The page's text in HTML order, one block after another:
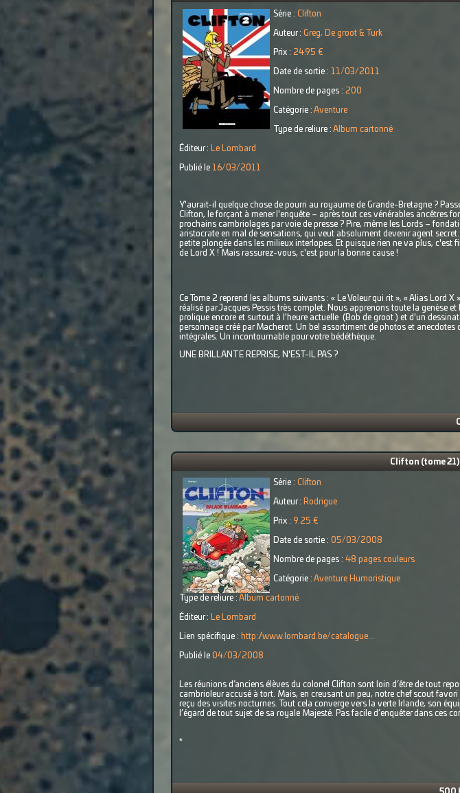
Série : Clifton
Auteur : Greg, De groot & Turk
Prix : 24.95 €
Date de sortie : 11/03/2011
Nombre de pages : 200
Catégorie : Aventure
Type de reliure : Album cartonné
Éditeur : Le Lombard
Publié le 16/03/2011
Y'aurait-il quelque chose de pourri au royaume de Grande-Bretagne ?
Clifton, le forçant à mener l'enquête – après tout ces vénérables ancêtres
prochains cambriolages par voie de presse ? Pire, même les Lords –
aristocrate en mal de sensations, qui veut absolument devenir agent
petite plongée dans les milieux interlopes. Et puisque rien ne va plus,
de Lord X ! Mais rassurez-vous, c'est pour la bonne cause !
Ce Tome 2 reprend les albums suivants : « Le Voleur qui rit », « Alias Lord
réalisé par Jacques Pessis très complet. Nous apprenons toute la genèse
prolique encore et surtout à l'heure actuelle (Bob de groot ) et d'un
personnage créé par Macherot. Un bel assortiment de photos et
intégrales. Un incontournable pour votre bédéthèque.
UNE BRILLANTE REPRISE, N'EST-IL PAS ?
Clifton (tome
Série : Clifton
Auteur : Rodrigue
Prix : 9.25 €
Date de sortie : 05/03/2008
Nombre de pages : 48 pages couleurs
Catégorie : Aventure Humoristique
Type de reliure : Album cartonné
Éditeur : Le Lombard
Lien spécifique : http://www.lombard.be/catalogue...
Publié le 04/03/2008
Les réunions d’anciens élèves du colonel Clifton sont loin d’être de tout
cambrioleur accusé à tort. Mais, en creusant un peu, notre chef scout
reçu des visites nocturnes. Tout cela converge vers la verte Irlande, son
l’égard de tout sujet de sa royale Majesté. Pas facile d’enquêter dans ces
*